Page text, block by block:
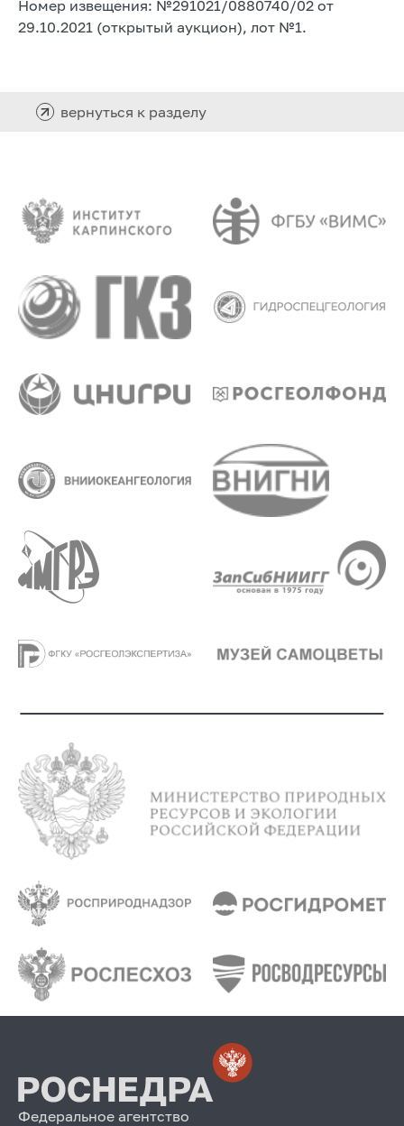
Номер извещения: №291021/0880740/02 от
29.10.2021 (открытый аукцион), лот №1.
вернуться к разделу
Федеральное агентство